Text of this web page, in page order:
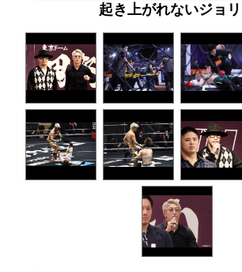
起き上がれないジョ